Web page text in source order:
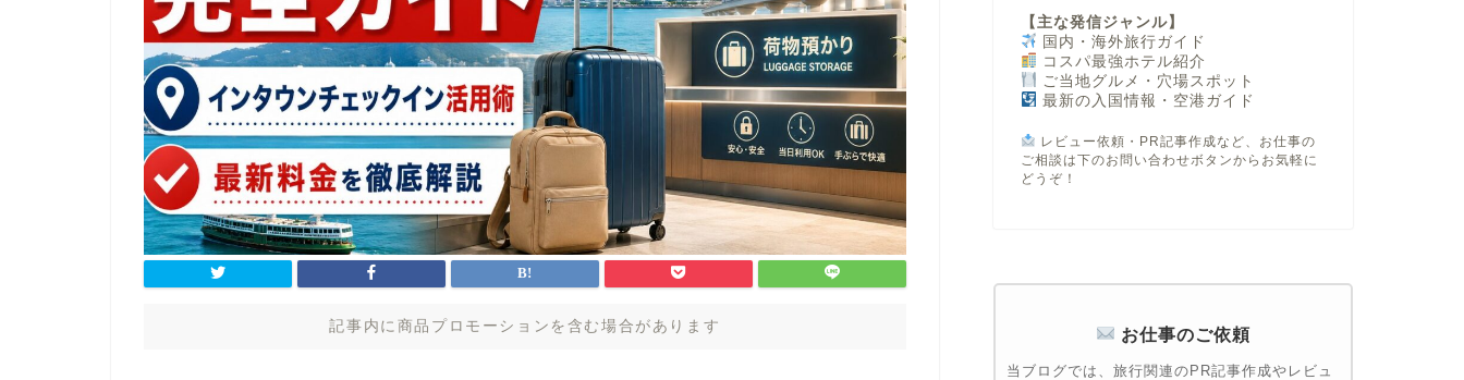
記事内に商品プロモーションを含む場合があります
【主な発信ジャンル】
国内・海外旅行ガイド
コスパ最強ホテル紹介
ご当地グルメ・穴場スポット
最新の入国情報・空港ガイド
レビュー依頼・PR記事作成など、お仕事の
ご相談は下のお問い合わせボタンからお気軽に
どうぞ！
お仕事のご依頼
当ブログでは、旅行関連のPR記事作成やレビュ